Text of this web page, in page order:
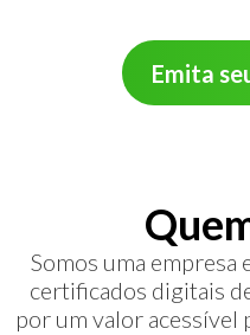
Emita
Somos uma empresa
certificados digitais
por um valor acessível